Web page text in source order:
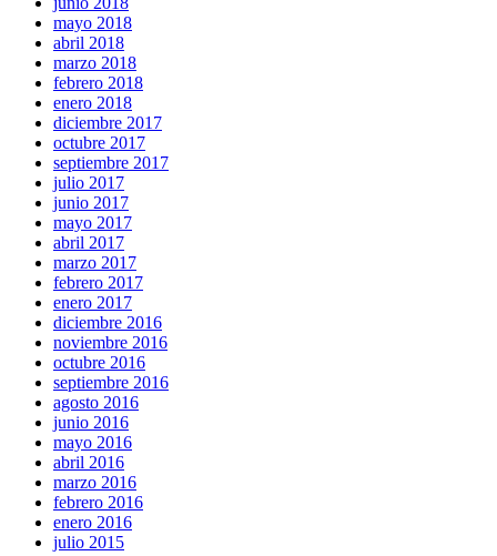
mayo 2018
abril 2018
marzo 2018
febrero 2018
enero 2018
diciembre 2017
octubre 2017
septiembre 2017
julio 2017
junio 2017
mayo 2017
abril 2017
marzo 2017
febrero 2017
enero 2017
diciembre 2016
noviembre 2016
octubre 2016
septiembre 2016
agosto 2016
junio 2016
mayo 2016
abril 2016
marzo 2016
febrero 2016
enero 2016
julio 2015